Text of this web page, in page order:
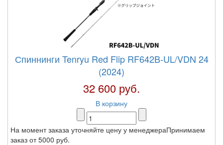
Спиннинги Tenryu Red Flip RF642B-UL/VDN 24
(2024)
32 600 руб.
В корзину
На момент заказа уточняйте цену у менеджераПринимаем
заказ от 5000 руб.